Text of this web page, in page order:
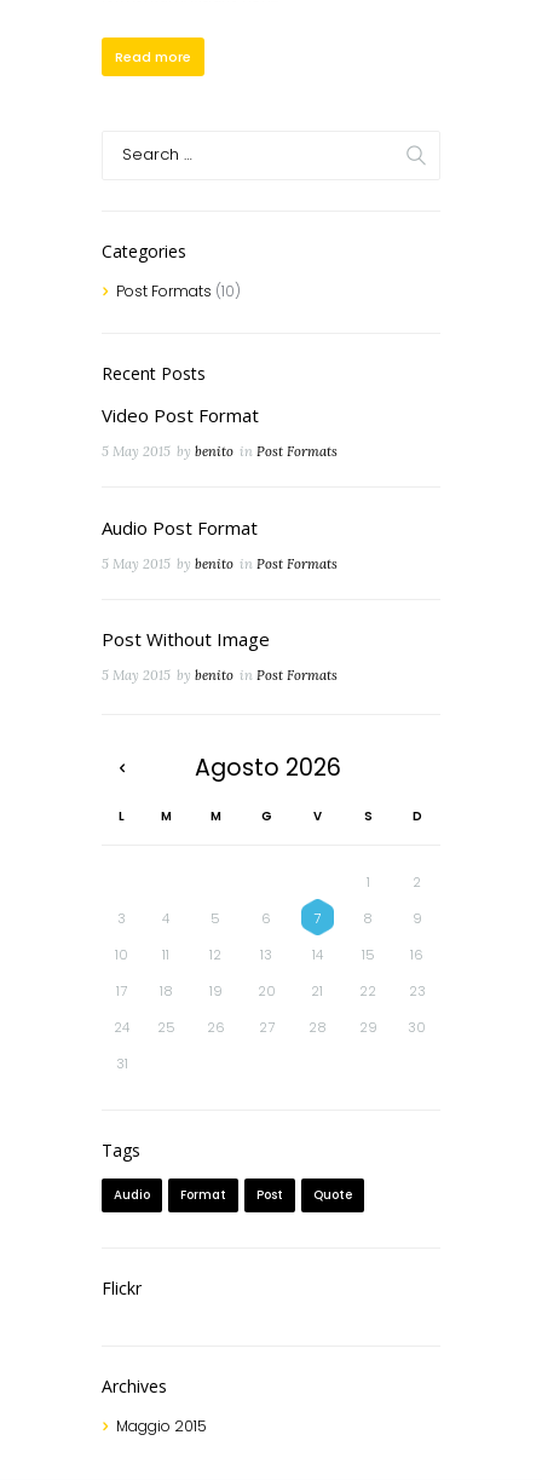
Read more
Categories
Post Formats (10)
Recent Posts
Video Post Format
5 May 2015 by benito in Post Formats
Audio Post Format
5 May 2015 by benito in Post Formats
Post Without Image
5 May 2015 by benito in Post Formats
Agosto 2026
L M M G V S D
1
2
3
4 5 6 7 8
9
10
11 12 13 14 15
16
17
18 19 20 21 22
23
24
25 26 27 28 29
30
31
Tags
Audio Format Post Quote
Flickr
Archives
Maggio 2015